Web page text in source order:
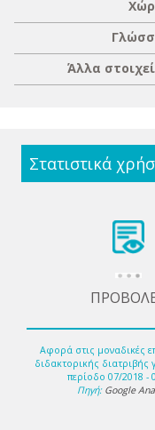
Άλλα
Στατιστικά
Αφορά στις μοναδικές
διδακτορικής διατριβής
περίοδο 07/2018 -
Πηγή: Google